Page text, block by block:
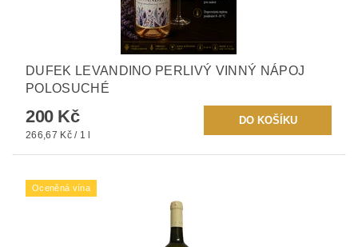
DUFEK LEVANDINO PERLIVÝ VINNÝ NÁPOJ
POLOSUCHÉ
200 Kč
266,67 Kč / 1 l
Oceněná vína